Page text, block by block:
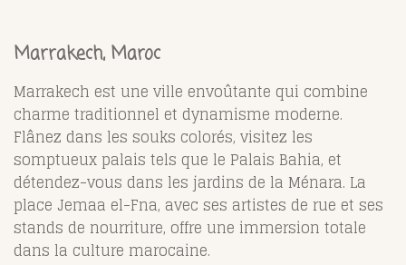
Marrakech, Maroc
Marrakech est une ville envoûtante qui combine
charme traditionnel et dynamisme moderne.
Flânez dans les souks colorés, visitez les
somptueux palais tels que le Palais Bahia, et
détendez-vous dans les jardins de la Ménara. La
place Jemaa el-Fna, avec ses artistes de rue et ses
stands de nourriture, offre une immersion totale
dans la culture marocaine.